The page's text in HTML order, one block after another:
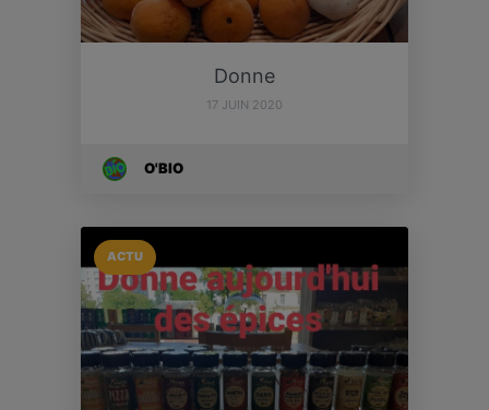
Donne
17 JUIN 2020
O'BIO
ACTU